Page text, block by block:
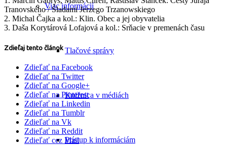
Viac informácií
Tlačové správy
Knižnica v médiách
Prístup k informáciám
Tranovského / Śladami Jerzego Trzanowskiego
2. Michal Čajka a kol.: Klin. Obec a jej obyvatelia
3. Daša Korytárová Lofajová a kol.: Srňacie v premenách času
Zdieľaj tento článok
Zdieľať na Facebook
Zdieľať na Twitter
Zdieľať na Google+
Zdieľať na Pinterest
Zdieľať na Linkedin
Zdieľať na Tumblr
Zdieľať na Vk
Zdieľať na Reddit
Zdieľať cez Mail